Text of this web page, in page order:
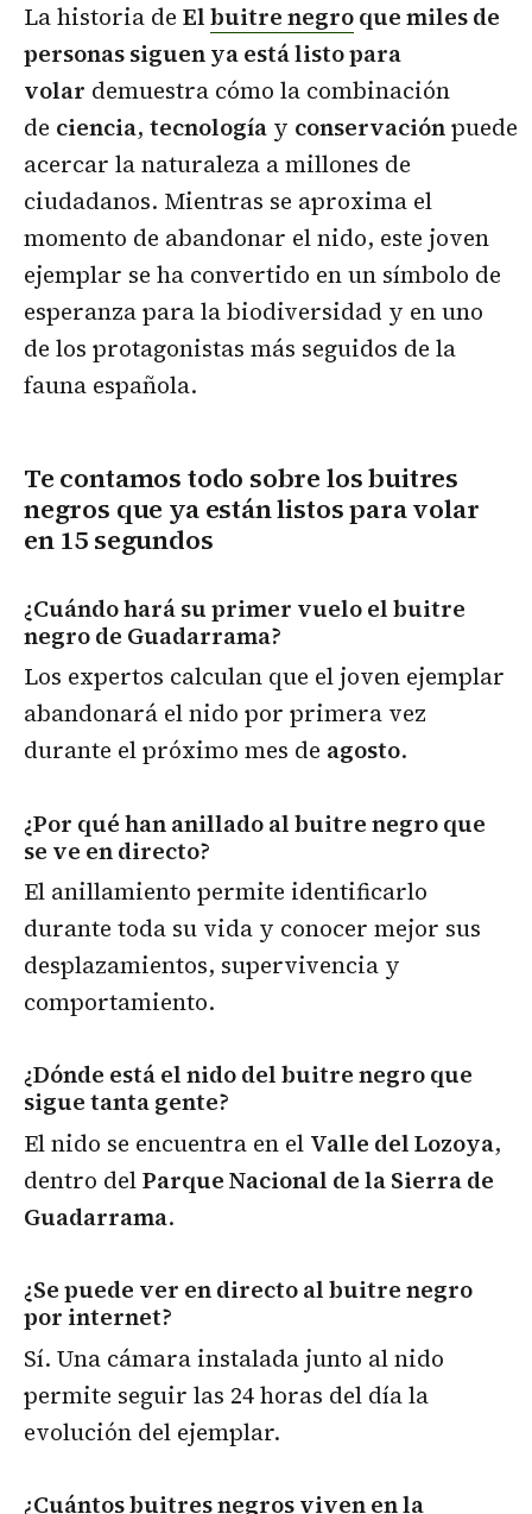
La historia de Elbuitre negroque miles de
personas siguen ya está listo para
volar demuestra cómo la combinación
de ciencia, tecnología y conservaciónpuede
acercar la naturaleza a millones de
ciudadanos. Mientras se aproxima el
momento de abandonar el nido, este joven
ejemplar se ha convertido en un símbolo de
esperanza para la biodiversidad y en uno
de los protagonistas más seguidos de la
fauna española.
Te contamos todo sobre los buitres
negros que ya están listos para volar
en 15 segundos
¿Cuándo hará su primer vuelo el buitre
negro de Guadarrama?
Los expertos calculan que el joven ejemplar
abandonará el nido por primera vez
durante el próximo mes de agosto.
¿Por qué han anillado al buitre negro que
se ve en directo?
El anillamiento permite identificarlo
durante toda su vida y conocer mejor sus
desplazamientos, supervivencia y
comportamiento.
¿Dónde está el nido del buitre negro que
sigue tanta gente?
El nido se encuentra en el Valle del Lozoya,
dentro delParque Nacional de la Sierra de
Guadarrama.
¿Se puede ver en directo al buitre negro
por internet?
Sí. Una cámara instalada junto al nido
permite seguir las 24 horas del día la
evolución del ejemplar.
¿Cuántos buitres negros viven en la